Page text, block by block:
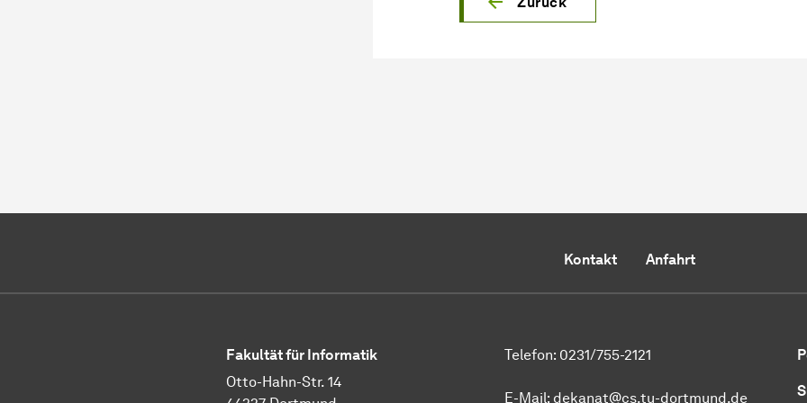
Kontakt Anfahrt
Fakultät für Informatik
Otto-Hahn-Str. 14
Telefon: 0231/755-2121
E-Mail: dekanat@cs.tu-dortmund.de